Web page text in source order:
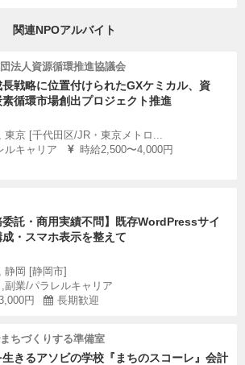
関連NPOアルバイト
法人資源循環推進協議会
長戦略に位置付けられたGXケミカル、資
循環市場創出プロジェクト推進
東京 [千代田区/JR・東京メトロ...
ルキャリア
時給2,500〜4,000円
委託・商用実績不問】既存WordPressサイ
成・スマホ表示を整えて
静岡 [静岡市]
副業/パラレルキャリア
円
長期歓迎
ちづくりする準備室
生きるアソビの学校『まちのスコーレ』会計